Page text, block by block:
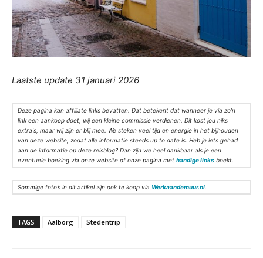
Laatste update 31 januari 2026
Deze pagina kan affiliate links bevatten. Dat betekent dat wanneer je via zo’n
link een aankoop doet, wij een kleine commissie verdienen. Dit kost jou niks
extra's, maar wij zijn er blij mee. We steken veel tijd en energie in het bijhouden
van deze website, zodat alle informatie steeds up to date is. Heb je iets gehad
aan de informatie op deze reisblog? Dan zijn we heel dankbaar als je een
eventuele boeking via onze website of onze pagina met handige links boekt.
Sommige foto’s in dit artikel zijn ook te koop via Werkaandemuur.nl
TAGS Aalborg Stedentrip